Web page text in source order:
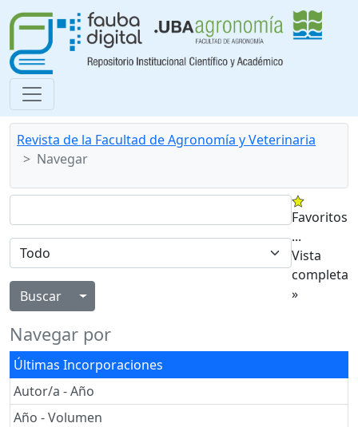
Revista de la Facultad de Agronomía y Veterinaria
Navegar
Alternar menú desplegable
Favoritos
...
Vista
completa
»
Navegar por
Últimas Incorporaciones
Autor/a - Año
Año - Volumen